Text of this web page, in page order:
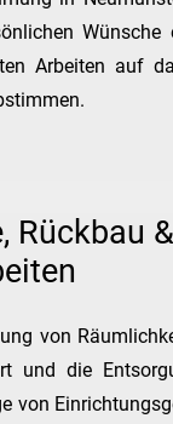
Wünsche
Arbeiten auf
Rückbau &
von
und die
von